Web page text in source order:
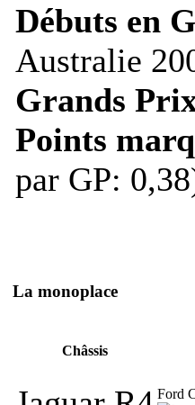
Débuts en
Australie
Grands
Points
par GP:
La monoplace
Châssis
Ford